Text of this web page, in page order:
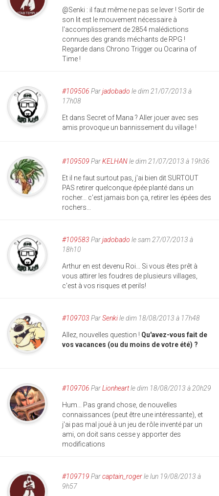
@Senki : il faut même ne pas se lever ! Sortir de
son lit est le mouvement nécessaire à
l'accomplissement de 2854 malédictions
connues des grands méchants de RPG !
Regarde dans Chrono Trigger ou Ocarina of
Time !
#109506 Parjadobado le dim 21/07/2013 à
17h08
Et dans Secret of Mana ? Aller jouer avec ses
amis provoque un bannissement du village !
#109509 ParKELHANle dim 21/07/2013 à 19h36
Et il ne faut surtout pas, j'ai bien dit SURTOUT
PAS retirer quelconque épée planté dans un
rocher... c'est jamais bon ça, retirer les épées des
rochers...
#109583 Parjadobado le sam 27/07/2013 à
18h10
Arthur en est devenu Roi... Si vous êtes prêt à
vous attirer les foudres de plusieurs villages,
c'est à vos risques et perils!
#109703 ParSenkile dim 18/08/2013 à 17h48
Allez, nouvelles question ! Qu'avez-vous fait de
vos vacances (ou du moins de votre été) ?
#109706 ParLionheartle dim 18/08/2013 à 20h29
Hum... Pas grand chose, de nouvelles
connaissances (peut être une intéressante), et
j'ai pas mal joué à un jeu de rôle inventé par un
ami, on doit sans cesse y apporter des
modifications
#109719 Parcaptain_rogerle lun 19/08/2013 à
9h57